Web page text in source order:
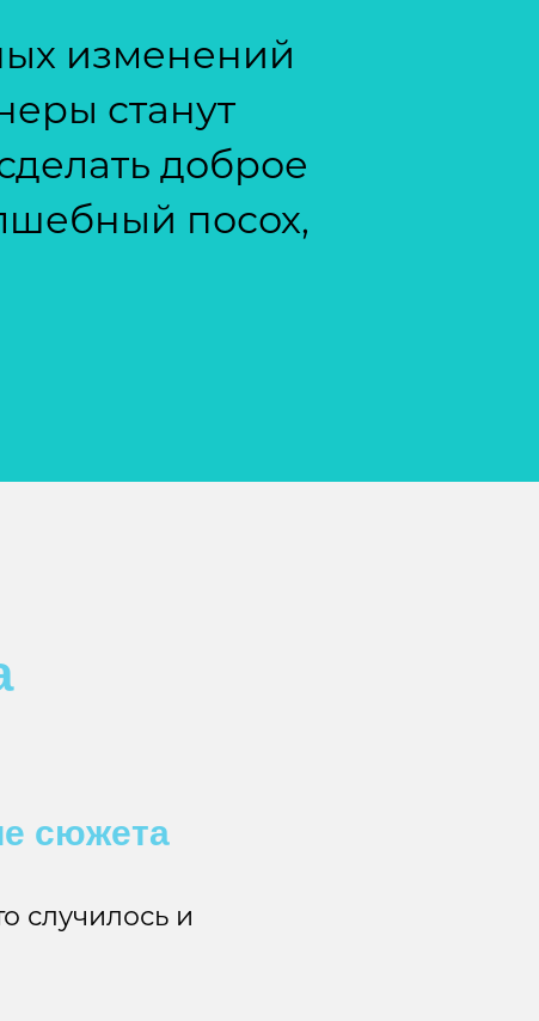
изменений
станут
доброе
посох,
сюжета
случилось и